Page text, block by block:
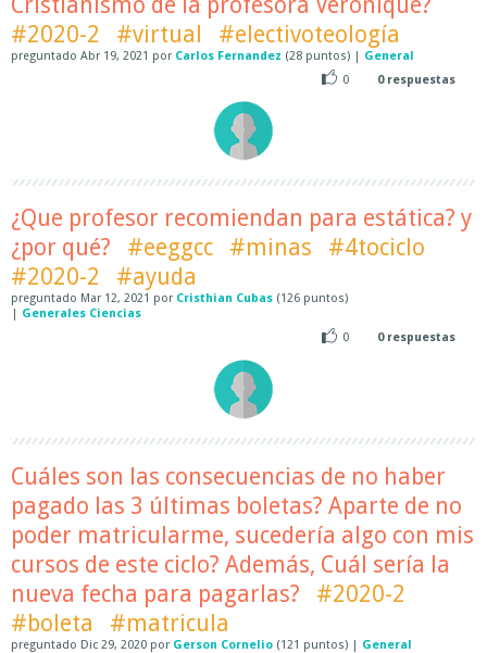
#2020-2
#virtual #electivoteología
preguntado Abr 19, 2021 por Carlos Fernandez (28 puntos) | General
0
0respuestas
¿Que profesor recomiendan para estática? y
¿por qué?
#eeggcc #minas
#4tociclo
#2020-2
#ayuda
preguntado Mar 12, 2021 por Cristhian Cubas (126 puntos)
| Generales Ciencias
0
0respuestas
Cuáles son las consecuencias de no haber
pagado las 3 últimas boletas? Aparte de no
poder matricularme, sucedería algo con mis
cursos de este ciclo? Además, Cuál sería la
nueva fecha para pagarlas?
#2020-2
#boleta
#matricula
preguntado Dic 29, 2020 por Gerson Cornelio (121 puntos) | General